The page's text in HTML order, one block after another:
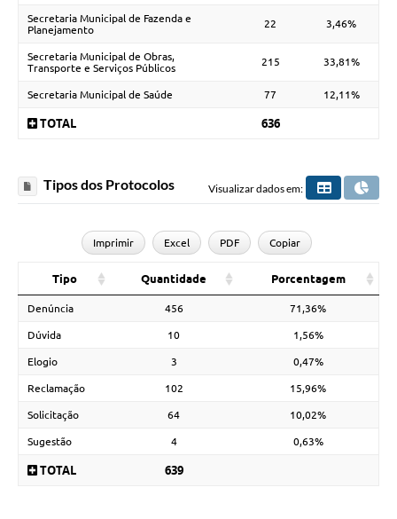
Secretaria Municipal de Fazenda e
Planejamento
22 3,46%
Secretaria Municipal de Obras,
Transporte e Serviços Públicos
215 33,81%
Secretaria Municipal de Saúde 77 12,11%
TOTAL 636
Tipos dos Protocolos Visualizar dados em:
Imprimir Excel PDF Copiar
Tipo Quantidade Porcentagem
Denúncia 456 71,36%
Dúvida 10 1,56%
Elogio 3 0,47%
Reclamação 102 15,96%
Solicitação 64 10,02%
Sugestão 4 0,63%
TOTAL 639